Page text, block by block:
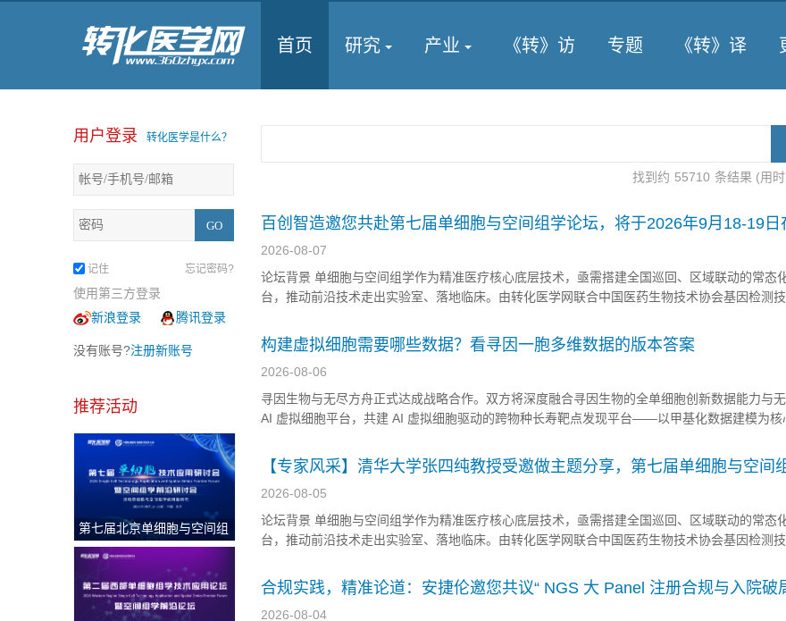
首页 研究 产业 《转》访 专题 《转》译
用户登录 转化医学是什么？
记住 忘记密码?
使用第三方登录
新浪登录
腾讯登录
没有账号?注册新账号
推荐活动
第七届北京单细胞与空间组
学研讨会
找到约 55710 条结果 (用时
百创智造邀您共赴第七届单细胞与空间组学论坛，将于2026年9月18-19日
开！
2026-08-07
论坛背景 单细胞与空间组学作为精准医疗核心底层技术，亟需搭建全国巡回、区域联动的常态
台，推动前沿技术走出实验室、落地临床。由转化医学网联合中国医药生物技术协会基因检测
圆满举办。从长三角到西部高地，两场大会各汇聚近千位高校科研学者、临床医师、生物医药产
构建虚拟细胞需要哪些数据？看寻因一胞多维数据的版本答案
2026-08-06
寻因生物与无尽方舟正式达成战略合作。双方将深度融合寻因生物的全单细胞创新数据能力与
AI 虚拟细胞平台，共建 AI 虚拟细胞驱动的跨物种长寿靶点发现平台——以甲基化数据建模为核
统，为无尽方舟提供覆盖表观组、转录组、蛋白组、空间组的高质量单...
【专家风采】清华大学张四纯教授受邀做主题分享，第七届单细胞与空间
将于2026年9月18-19日在北京召开！
2026-08-05
论坛背景 单细胞与空间组学作为精准医疗核心底层技术，亟需搭建全国巡回、区域联动的常态
台，推动前沿技术走出实验室、落地临床。由转化医学网联合中国医药生物技术协会基因检测
圆满举办。从长三角到西部高地，两场大会各汇聚近千位高校科研学者、临床医师、生物医药产
合规实践，精准论道：安捷伦邀您共议“ NGS 大 Panel 注册合规与入院破
2026-08-04